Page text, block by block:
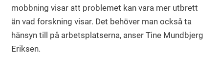
mobbning visar att problemet kan vara mer utbrett
än vad forskning visar. Det behöver man också ta
hänsyn till på arbetsplatserna, anser Tine Mundbjerg
Eriksen.